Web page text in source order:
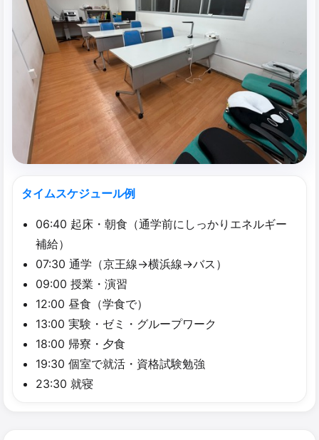
タイムスケジュール例
06:40 起床・朝食（通学前にしっかりエネルギー
補給）
07:30 通学（京王線→横浜線→バス）
09:00 授業・演習
12:00 昼食（学食で）
13:00 実験・ゼミ・グループワーク
18:00 帰寮・夕食
19:30 個室で就活・資格試験勉強
23:30 就寝